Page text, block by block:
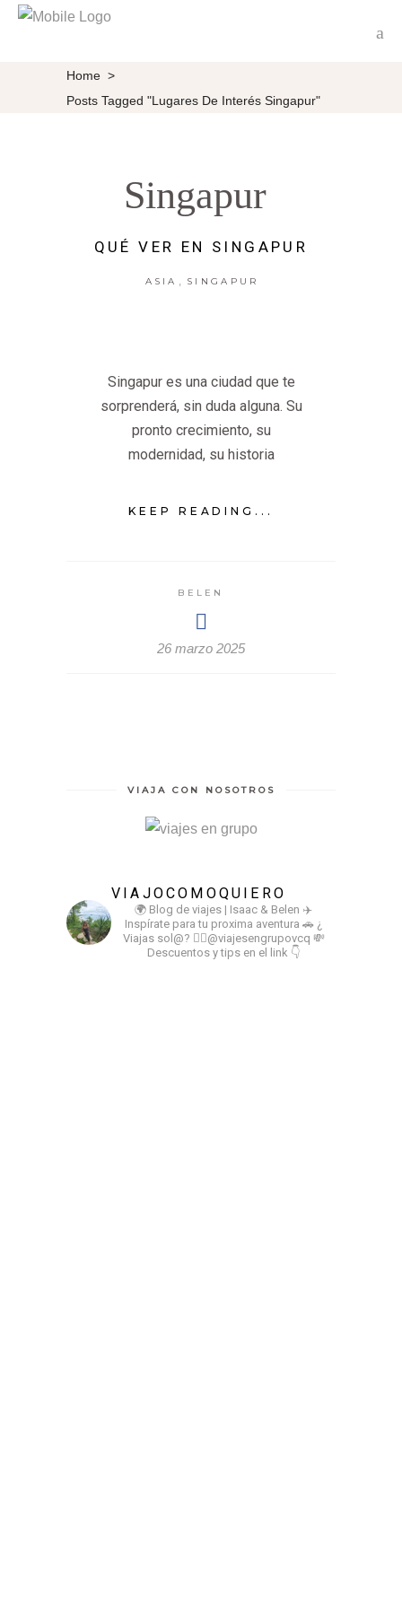
Home >
Posts Tagged "lugares De Interés Singapur"
Singapur
QUÉ VER EN SINGAPUR
ASIA SINGAPUR
Singapur es una ciudad que te
sorprenderá, sin duda alguna. Su
pronto crecimiento, su
modernidad, su historia
KEEP READING...
BELEN
26 marzo 2025
VIAJA CON NOSOTROS
VIAJOCOMOQUIERO
🌍 Blog de viajes | Isaac & Belen ✈️
Inspírate para tu proxima aventura 🚗 ¿
Viajas sol@? 👉🏻@viajesengrupovcq 💸
Descuentos y tips en el link 👇